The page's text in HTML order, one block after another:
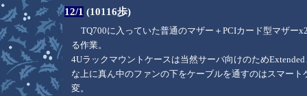
12/1 (10116歩)
TQ700に入っていた普通のマザー＋PCIカード型マザー
る作業。
4Uラックマウントケースは当然サーバ向けのため
な上に真ん中のファンの下をケーブルを通すのはスマー
変。